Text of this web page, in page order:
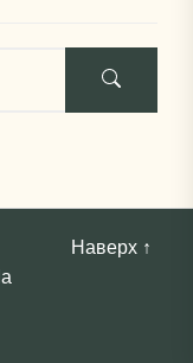
Наверх ↑